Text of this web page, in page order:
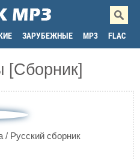
ЗАРУБЕЖНЫЕ MP3 FLAC
[Сборник]
/ Русский сборник